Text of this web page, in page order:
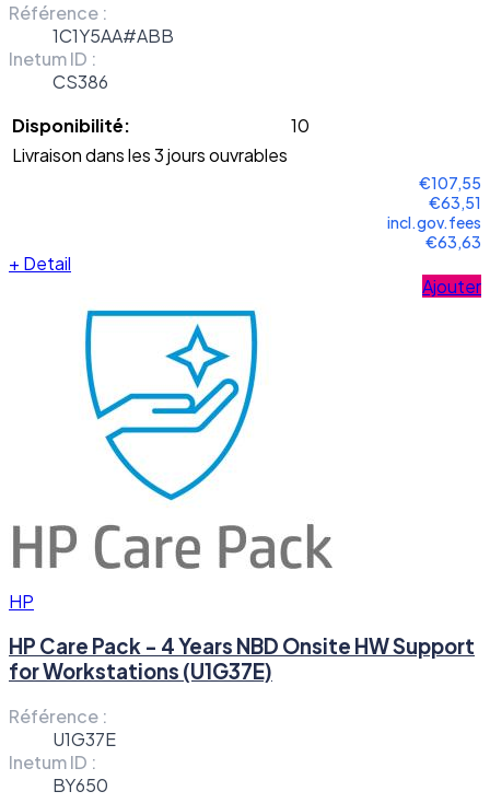
Référence :
1C1Y5AA#ABB
Inetum ID :
CS386
Disponibilité:
10
Livraison dans les 3 jours ouvrables
€107,55
€63,51
incl.gov.fees
€63,63
+ Detail
Ajouter
HP
HP Care Pack - 4 Years NBD Onsite HW Support
for Workstations (U1G37E)
Référence :
U1G37E
Inetum ID :
BY650